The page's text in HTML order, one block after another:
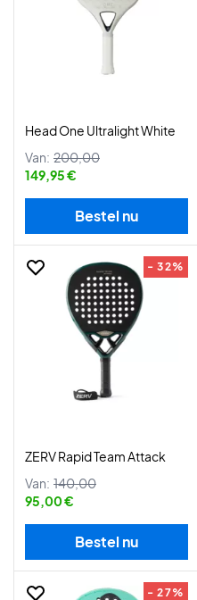
Head One Ultralight White
Van: 200,00
149,95 €
Bestel nu
- 32%
ZERV Rapid Team Attack
Van: 140,00
95,00 €
Bestel nu
- 27%